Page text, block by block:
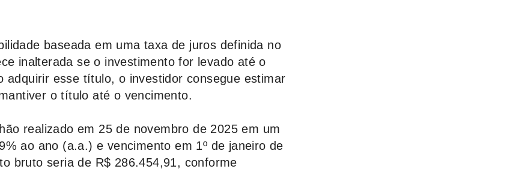
baseada em uma taxa de juros definida no
inalterada se o investimento for levado até o
adquirir esse título, o investidor consegue estimar
o título até o vencimento.
realizado em 25 de novembro de 2025 em um
ao ano (a.a.) e vencimento em 1º de janeiro de
bruto seria de R$ 286.454,91, conforme